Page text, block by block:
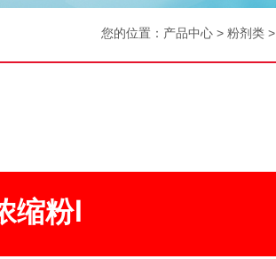
您的位置： 产品中心> 粉剂类>
缩粉Ⅰ